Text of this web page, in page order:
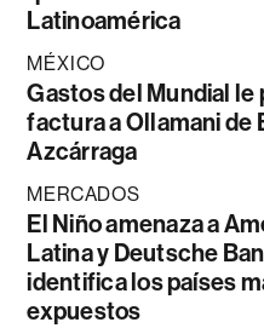
Latinoamérica
MÉXICO
Gastos del Mundial le
factura a Ollamani de
Azcárraga
MERCADOS
El Niño amenaza a
Latina y Deutsche
identifica los países
expuestos